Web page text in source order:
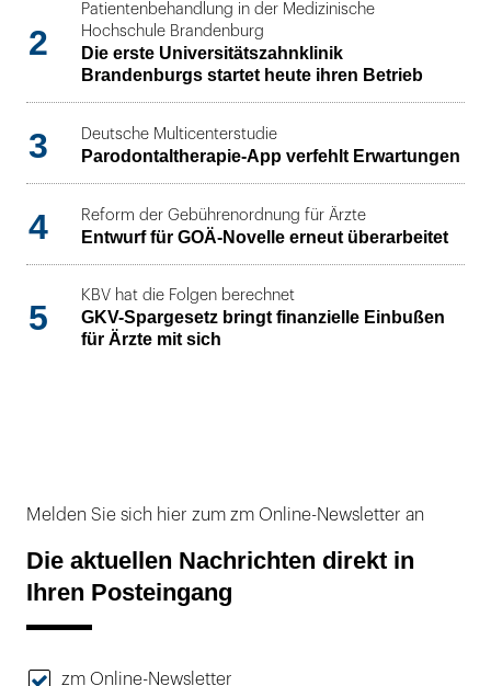
2
Patientenbehandlung in der Medizinische
Hochschule Brandenburg
Die erste Universitätszahnklinik
Brandenburgs startet heute ihren Betrieb
3 Deutsche Multicenterstudie
Parodontaltherapie-App verfehlt Erwartungen
4 Reform der Gebührenordnung für Ärzte
Entwurf für GOÄ-Novelle erneut überarbeitet
5
KBV hat die Folgen berechnet
GKV-Spargesetz bringt finanzielle Einbußen
für Ärzte mit sich
Melden Sie sich hier zum zm Online-Newsletter an
Die aktuellen Nachrichten direkt in
Ihren Posteingang
zm Online-Newsletter